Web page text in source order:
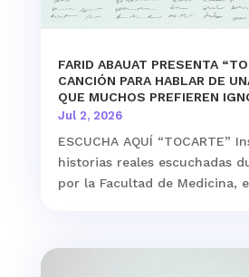
FARID ABAUAT PRESENTA
CANCIÓN PARA HABLAR DE
QUE MUCHOS PREFIEREN
Jul 2, 2026
ESCUCHA AQUÍ “TOCARTE”
historias reales escuchadas
por la Facultad de Medicina,